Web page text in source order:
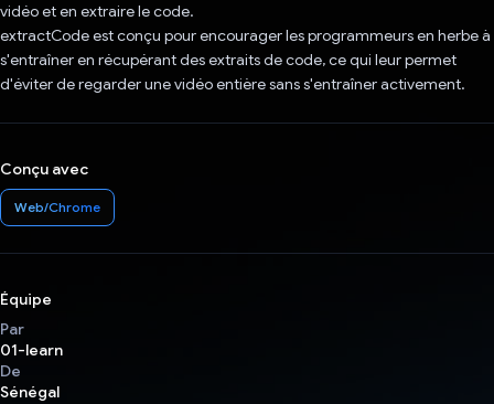
vidéo et en extraire le code.
extractCode est conçu pour encourager les programmeurs en herbe à
s'entraîner en récupérant des extraits de code, ce qui leur permet
d'éviter de regarder une vidéo entière sans s'entraîner activement.
Conçu avec
Web/Chrome
Équipe
Par
01-learn
De
Sénégal